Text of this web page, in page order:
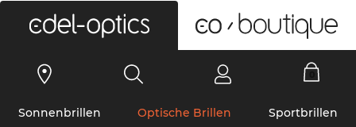
Sonnenbrillen Optische Brillen Sportbrillen